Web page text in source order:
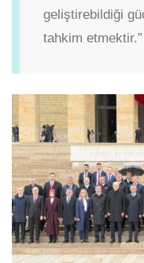
geliştirebildiği
tahkim etmektir.”